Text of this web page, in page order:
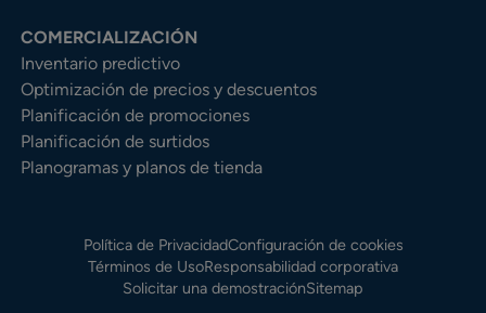
COMERCIALIZACIÓN
Inventario predictivo
Optimización de precios y descuentos
Planificación de promociones
Planificación de surtidos
Planogramas y planos de tienda
Política de PrivacidadConfiguración de cookies
Términos de UsoResponsabilidad corporativa
Solicitar una demostraciónSitemap